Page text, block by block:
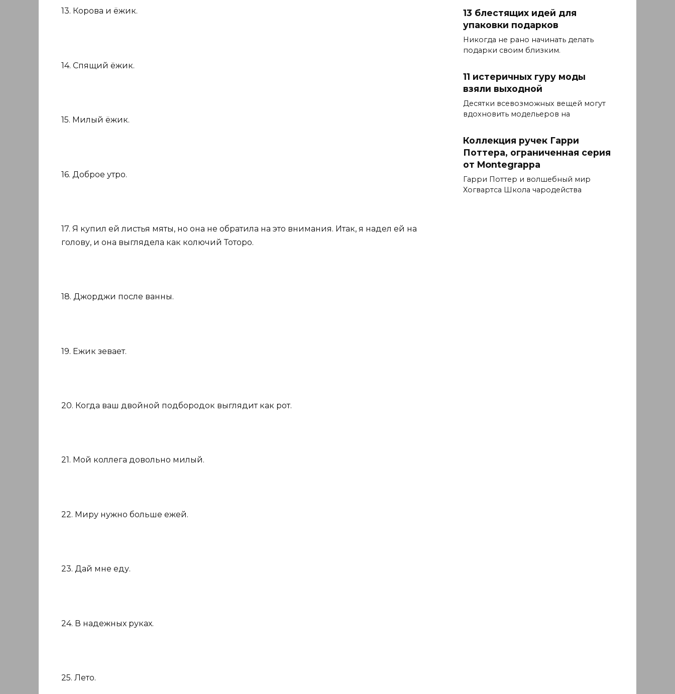
13. Корова и ёжик.
14. Спящий ёжик.
15. Милый ёжик.
16. Доброе утро.
17. Я купил ей листья мяты, но она не обратила на это внимания. Итак, я надел ей на
голову, и она выглядела как колючий Тоторо.
18. Джорджи после ванны.
19. Ежик зевает.
20. Когда ваш двойной подбородок выглядит как рот.
21. Мой коллега довольно милый.
22. Миру нужно больше ежей.
23. Дай мне еду.
24. В надежных руках.
25. Лето.
13 блестящих идей для
упаковки подарков
Никогда не рано начинать делать
подарки своим близким.
11 истеричных гуру моды
взяли выходной
Десятки всевозможных вещей могут
вдохновить модельеров на
Коллекция ручек Гарри
Поттера, ограниченная серия
от Montegrappa
Гарри Поттер и волшебный мир
Хогвартса Школа чародейства